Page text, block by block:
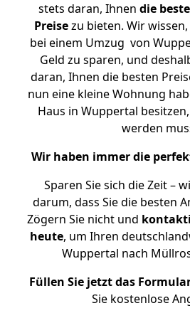
stets daran, Ihnen die
Preisezu bieten. Wir
bei einem Umzug von
Geld zu sparen, und
daran, Ihnen die besten
nun eine kleine Wohnung
Haus in Wuppertal
werden
Wir haben immer die
Sparen Sie sich die Zeit –
darum, dass Sie die besten
Zögern Sie nicht und
heute, um Ihren
Wuppertal nach
Füllen Sie jetzt das
Sie kostenlose